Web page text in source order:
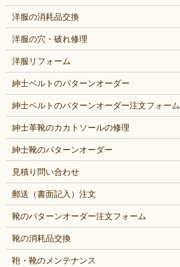
洋服の消耗品交換
洋服の穴・破れ修理
洋服リフォーム
紳士ベルトのパターンオーダー
紳士ベルトのパターンオーダー注文フォーム
紳士革靴のカカトソールの修理
紳士靴のパターンオーダー
見積り問い合わせ
郵送（書面記入）注文
靴のパターンオーダー注文フォーム
靴の消耗品交換
鞄・靴のメンテナンス